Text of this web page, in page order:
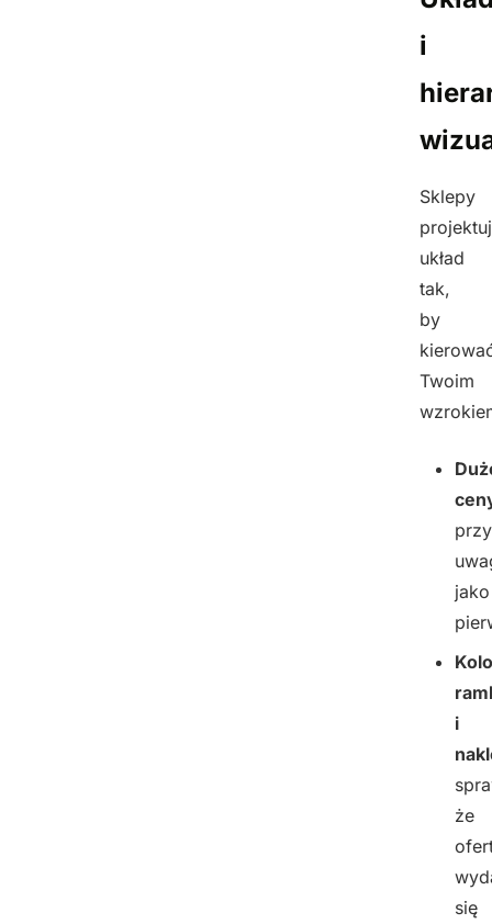
i
Sklepy
układ
tak,
by
Twoim
jako
i
że
się